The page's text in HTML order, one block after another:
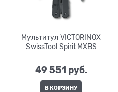
Мультитул VICTORINOX
SwissTool Spirit MXBS
49 551 руб.
В КОРЗИНУ